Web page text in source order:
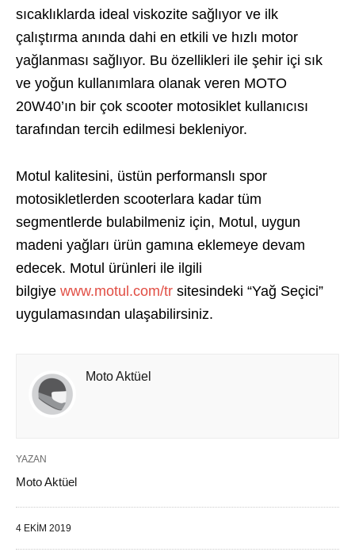
sıcaklıklarda ideal viskozite sağlıyor ve ilk
çalıştırma anında dahi en etkili ve hızlı motor
yağlanması sağlıyor. Bu özellikleri ile şehir içi sık
ve yoğun kullanımlara olanak veren MOTO
20W40’ın bir çok scooter motosiklet kullanıcısı
tarafından tercih edilmesi bekleniyor.
Motul kalitesini, üstün performanslı spor
motosikletlerden scooterlara kadar tüm
segmentlerde bulabilmeniz için, Motul, uygun
madeni yağları ürün gamına eklemeye devam
edecek. Motul ürünleri ile ilgili
bilgiye www.motul.com/tr sitesindeki “Yağ Seçici”
uygulamasından ulaşabilirsiniz.
Moto Aktüel
YAZAN
Moto Aktüel
4 EKIM 2019